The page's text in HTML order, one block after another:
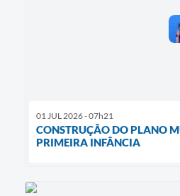
01 JUL 2026 - 07h21
CONSTRUÇÃO DO PLANO
PRIMEIRA INFÂNCIA